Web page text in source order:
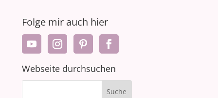
Folge mir auch hier
Webseite durchsuchen